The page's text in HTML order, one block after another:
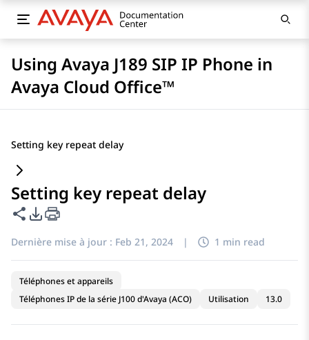
Using Avaya J189 SIP IP Phone in
Avaya Cloud Office™
Setting key repeat delay
Setting key repeat delay
Partager cette page
Options d'exportation PDF
Dernière mise à jour : Feb 21, 2024 | 1 min read
Téléphones et appareils
Téléphones IP de la série J100 d'Avaya (ACO)
Utilisation 13.0